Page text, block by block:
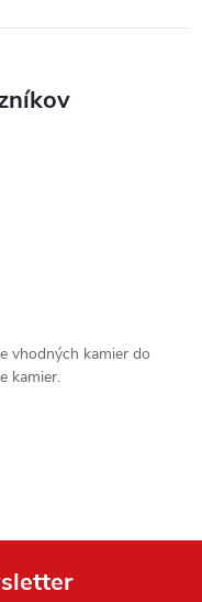
vhodných kamier do
kamier.